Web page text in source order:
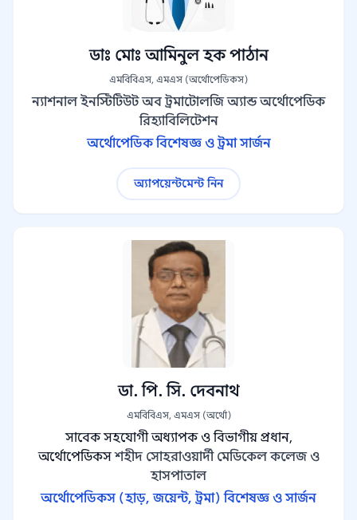
ডাঃ মোঃ আমিনুল হক পাঠান
এমবিবিএস, এমএস (অর্থোপেডিকস)
ন্যাশনাল ইনস্টিটিউট অব ট্রমাটোলজি অ্যান্ড অর্থোপেডিক
রিহ্যাবিলিটেশন
অর্থোপেডিক বিশেষজ্ঞ ও ট্রমা সার্জন
অ্যাপয়েন্টমেন্ট নিন
ডা. পি. সি. দেবনাথ
এমবিবিএস, এমএস (অর্থো)
সাবেক সহযোগী অধ্যাপক ও বিভাগীয় প্রধান,
অর্থোপেডিকস শহীদ সোহরাওয়ার্দী মেডিকেল কলেজ ও
হাসপাতাল
অর্থোপেডিকস (হাড়, জয়েন্ট, ট্রমা) বিশেষজ্ঞ ও সার্জন